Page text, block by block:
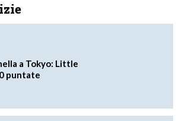
a Tokyo: Little
puntate